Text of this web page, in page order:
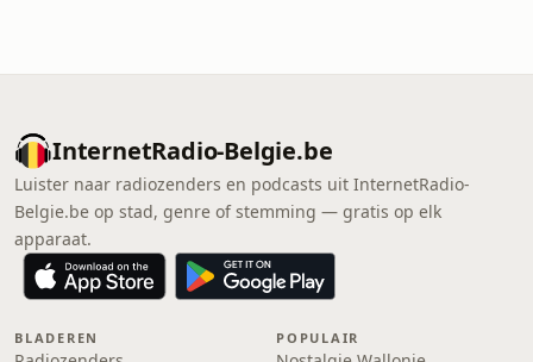
InternetRadio-Belgie.be
Luister naar radiozenders en podcasts uit InternetRadio-
Belgie.be op stad, genre of stemming — gratis op elk
apparaat.
BLADEREN POPULAIR